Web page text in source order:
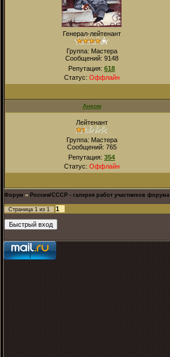
Генерал-лейтенант
Группа: Мастера
Сообщений: 9148
Репутация: 618
Статус: Оффлайн
Анком
Лейтенант
Группа: Мастера
Сообщений: 765
Репутация: 354
Статус: Оффлайн
Форум » Россия/СССР - галерея работ участников форума
Страница 1 из 1 1